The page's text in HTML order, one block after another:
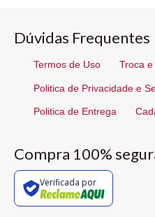
Dúvidas Frequentes
Termos de Uso Troca
Politica de Privacidade e
Politica de Entrega
Compra 100%
Verificada por